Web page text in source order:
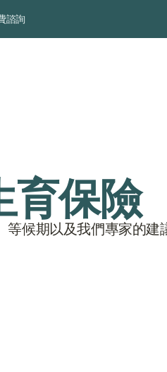
諮詢
育保險
候期以及我們專家的建